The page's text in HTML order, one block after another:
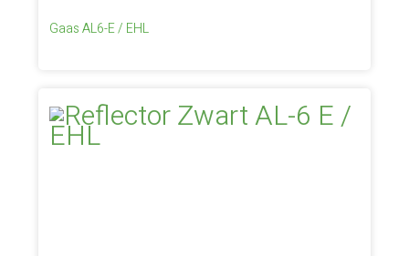
Gaas AL6-E / EHL